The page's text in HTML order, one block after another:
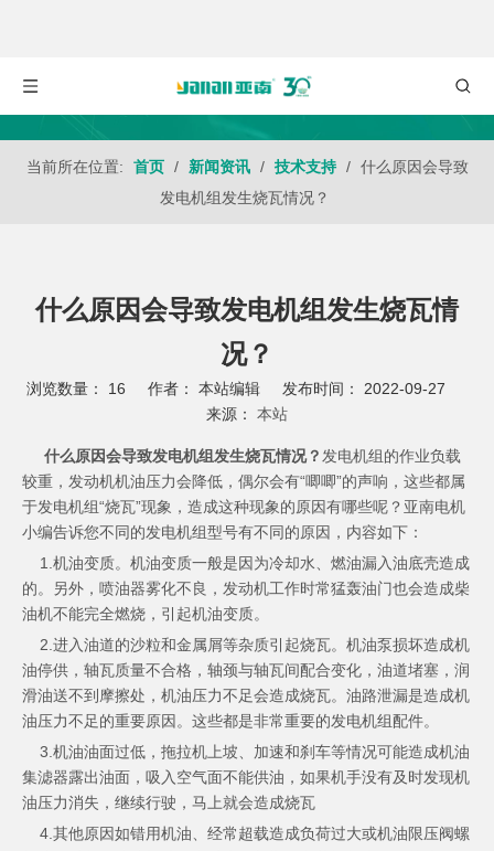
当前所在位置: 首页 / 新闻资讯 / 技术支持 / 什么原因会导致
发电机组发生烧瓦情况？
什么原因会导致发电机组发生烧瓦情
况？
浏览数量： 16 作者： 本站编辑 发布时间： 2022-09-27
来源： 本站
["wechat","weibo","qzone","douban","email"]
什么原因会导致发电机组发生烧瓦情况？ 发电机组的作业负载
较重，发动机机油压力会降低，偶尔会有“唧唧”的声响，这些都属
于发电机组“烧瓦”现象，造成这种现象的原因有哪些呢？亚南电机
小编告诉您不同的发电机组型号有不同的原因，内容如下：
1.机油变质。机油变质一般是因为冷却水、燃油漏入油底壳造成
的。另外，喷油器雾化不良，发动机工作时常猛轰油门也会造成柴
油机不能完全燃烧，引起机油变质。
2.进入油道的沙粒和金属屑等杂质引起烧瓦。机油泵损坏造成机
油停供，轴瓦质量不合格，轴颈与轴瓦间配合变化，油道堵塞，润
滑油送不到摩擦处，机油压力不足会造成烧瓦。油路泄漏是造成机
油压力不足的重要原因。这些都是非常重要的发电机组配件。
3.机油油面过低，拖拉机上坡、加速和刹车等情况可能造成机油
集滤器露出油面，吸入空气面不能供油，如果机手没有及时发现机
油压力消失，继续行驶，马上就会造成烧瓦
4.其他原因如错用机油、经常超载造成负荷过大或机油限压阀螺